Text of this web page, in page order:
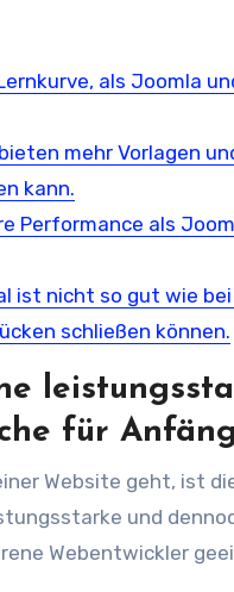
als Joomla
mehr Vorlagen
kann.
Performance als
ist nicht so gut wie
schließen können.
für
Website geht, ist
und
Webentwickler